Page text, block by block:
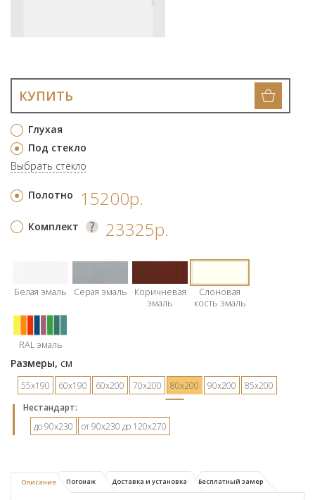
Глухая
Под стекло
Выбрать стекло
КУПИТЬ
Полотно 15200р.
Комплект 23325р.
Белая эмаль Серая эмаль
Коричневая
эмаль
Слоновая
кость эмаль
RAL эмаль
Размеры, см
55х190 60х190 60х200 70х200 80х200 90х200
85х200
Hестандарт:
до 90х230
от 90х230 до 120х270
Описание Погонаж Доставка и установка Бесплатный замер